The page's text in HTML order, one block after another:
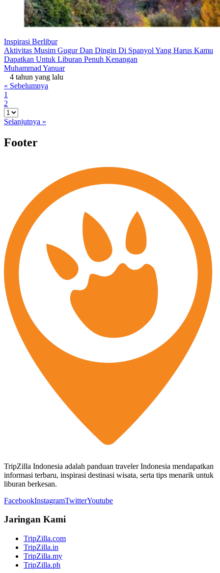
Inspirasi Berlibur
Aktivitas Musim Gugur Dan Dingin Di Spanyol Yang Harus Kamu
Dapatkan Untuk Liburan Penuh Kenangan
Muhammad Yanuar
4 tahun yang lalu
« Sebelumnya
1
2
Selanjutnya »
Footer
TripZilla Indonesia adalah panduan traveler Indonesia mendapatkan
informasi terbaru, inspirasi destinasi wisata, serta tips menarik untuk
liburan berkesan.
FacebookInstagramTwitterYoutube
Jaringan Kami
TripZilla.com
TripZilla.in
TripZilla.my
TripZilla.ph